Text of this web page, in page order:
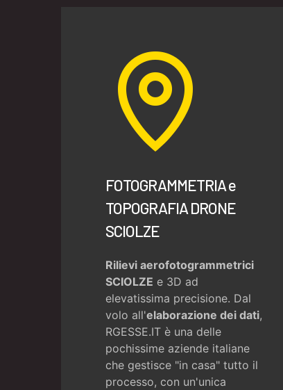
FOTOGRAMMETRIA e
TOPOGRAFIA DRONE
SCIOLZE
Rilievi aerofotogrammetrici
SCIOLZE e 3D ad
elevatissima precisione. Dal
volo all'elaborazione dei dati,
RGESSE.IT è una delle
pochissime aziende italiane
che gestisce "in casa" tutto il
processo, con un'unica